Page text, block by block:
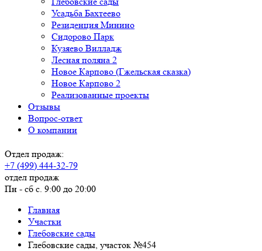
Усадьба Бахтеево
Резиденция Минино
Сидорово Парк
Кузяево Вилладж
Лесная поляна 2
Новое Карпово (Гжельская сказка)
Новое Карпово 2
Реализованные проекты
Отзывы
Вопрос-ответ
О компании
Отдел продаж:
+7 (499) 444-32-79
отдел продаж
Пн - сб с. 9:00 до 20:00
Главная
Участки
Глебовские сады
Глебовские сады, участок №454